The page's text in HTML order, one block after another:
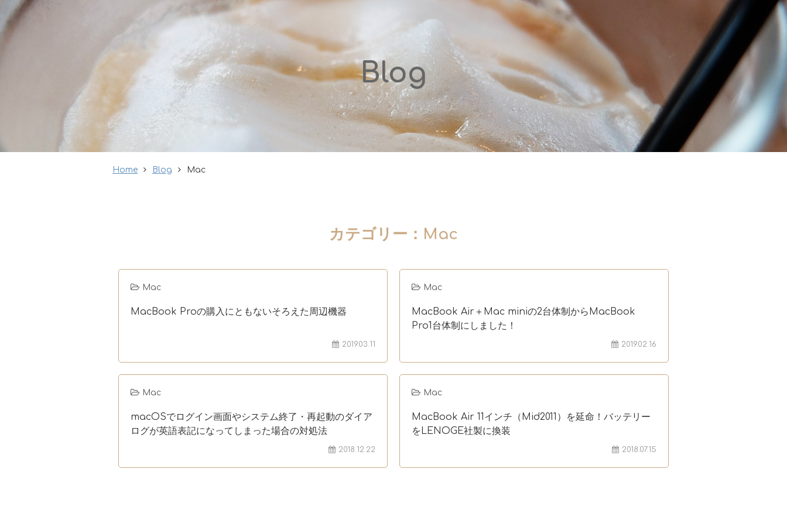
Blog
Home Blog Mac
カテゴリー： Mac
MacBook Proの購入にともないそろえた周辺機器
Mac
2019.03.11
MacBook Air＋Mac miniの2台体制からMacBook
Pro1台体制にしました！
Mac
2019.02.16
macOSでログイン画面やシステム終了・再起動のダイア
ログが英語表記になってしまった場合の対処法
Mac
2018.12.22
MacBook Air 11インチ（Mid2011）を延命！バッテリー
をLENOGE社製に換装
Mac
2018.07.15